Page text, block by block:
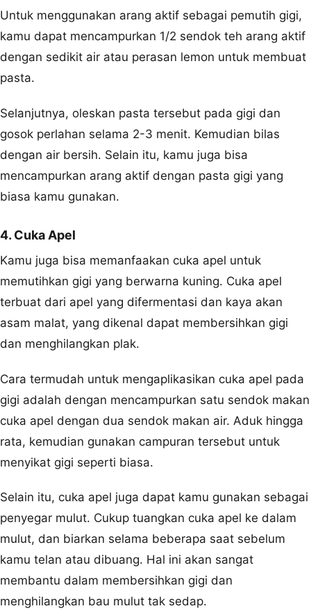
Untuk menggunakan arang aktif sebagai pemutih gigi,
kamu dapat mencampurkan 1/2 sendok teh arang aktif
dengan sedikit air atau perasan lemon untuk membuat
pasta.
Selanjutnya, oleskan pasta tersebut pada gigi dan
gosok perlahan selama 2-3 menit. Kemudian bilas
dengan air bersih. Selain itu, kamu juga bisa
mencampurkan arang aktif dengan pasta gigi yang
biasa kamu gunakan.
4. Cuka Apel
Kamu juga bisa memanfaakan cuka apel untuk
memutihkan gigi yang berwarna kuning. Cuka apel
terbuat dari apel yang difermentasi dan kaya akan
asam malat, yang dikenal dapat membersihkan gigi
dan menghilangkan plak.
Cara termudah untuk mengaplikasikan cuka apel pada
gigi adalah dengan mencampurkan satu sendok makan
cuka apel dengan dua sendok makan air. Aduk hingga
rata, kemudian gunakan campuran tersebut untuk
menyikat gigi seperti biasa.
Selain itu, cuka apel juga dapat kamu gunakan sebagai
penyegar mulut. Cukup tuangkan cuka apel ke dalam
mulut, dan biarkan selama beberapa saat sebelum
kamu telan atau dibuang. Hal ini akan sangat
membantu dalam membersihkan gigi dan
menghilangkan bau mulut tak sedap.